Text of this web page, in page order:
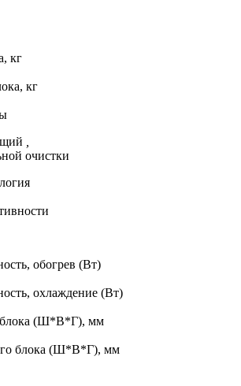
кг
кг
очистки
обогрев (Вт)
охлаждение (Вт)
блока (Ш*В*Г), мм
блока (Ш*В*Г), мм